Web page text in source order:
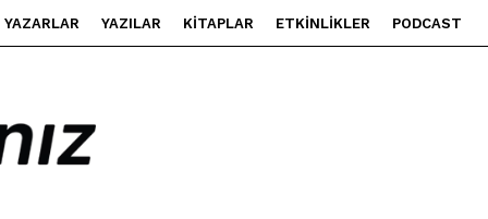
YAZARLAR YAZILAR KITAPLAR ETKINLIKLER PODCAST